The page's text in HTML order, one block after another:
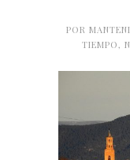
POR
TIEMPO ,